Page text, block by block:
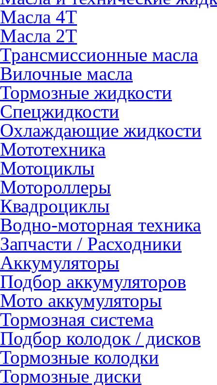
Масла 4Т
Масла 2Т
Трансмиссионные масла
Вилочные масла
Тормозные жидкости
Спецжидкости
Охлаждающие жидкости
Мототехника
Мотоциклы
Мотороллеры
Квадроциклы
Водно-моторная техника
Запчасти / Расходники
Аккумуляторы
Подбор аккумуляторов
Мото аккумуляторы
Тормозная система
Подбор колодок / дисков
Тормозные колодки
Тормозные диски